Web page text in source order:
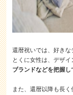
還暦祝いでは、好きな
とくに女性は、デザ
ブランドなどを把握し
また、還暦以降も長